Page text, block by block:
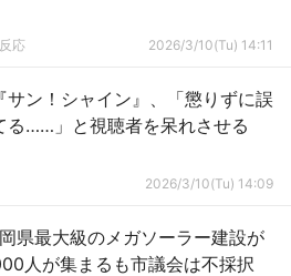
応 2026/3/10(Tu) 14:11
ン！シャイン』、「懲りずに誤
る……」と視聴者を呆れさせる
2026/3/10(Tu) 14:09
県最大級のメガソーラー建設が
人が集まるも市議会は不採択